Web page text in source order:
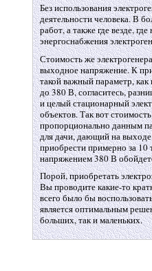
Без использования
деятельности человека. В
работ, а также где везде,
энергоснабжения
Стоимость же
выходное напряжение. К
такой важный параметр,
до 380 В, согласитесь,
и целый стационарный
объектов. Так вот
пропорционально данным
для дачи, дающий на выходе
приобрести примерно за
напряжением 380 В
Порой, приобретать
Вы проводите какие-то
всего было бы
является оптимальным
больших, так и маленьких.